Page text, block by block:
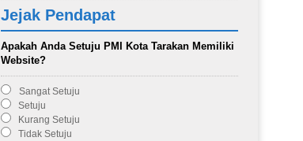
Jejak Pendapat
Apakah Anda Setuju PMI Kota Tarakan Memiliki
Website?
Sangat Setuju
Setuju
Kurang Setuju
Tidak Setuju